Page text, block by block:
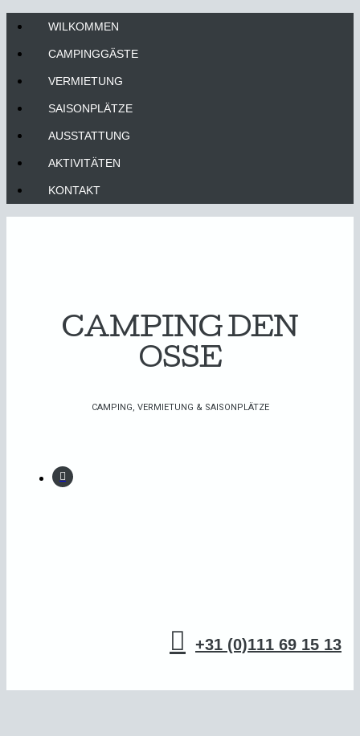
WILKOMMEN
CAMPINGGÄSTE
VERMIETUNG
SAISONPLÄTZE
AUSSTATTUNG
AKTIVITÄTEN
KONTAKT
CAMPING DEN
OSSE
CAMPING, VERMIETUNG & SAISONPLÄTZE
 +31 (0)111 69 15 13